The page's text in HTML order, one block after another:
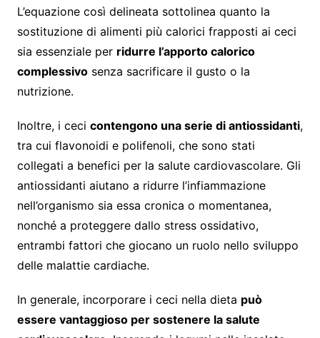
L’equazione così delineata sottolinea quanto la
sostituzione di alimenti più calorici frapposti ai ceci
sia essenziale per ridurre l’apporto calorico
complessivosenza sacrificare il gusto o la
nutrizione.
Inoltre, i ceci contengono una serie di antiossidanti,
tra cui flavonoidi e polifenoli, che sono stati
collegati a benefici per la salute cardiovascolare. Gli
antiossidanti aiutano a ridurre l’infiammazione
nell’organismo sia essa cronica o momentanea,
nonché a proteggere dallo stress ossidativo,
entrambi fattori che giocano un ruolo nello sviluppo
delle malattie cardiache.
In generale, incorporare i ceci nella dieta può
essere vantaggioso per sostenere la salute